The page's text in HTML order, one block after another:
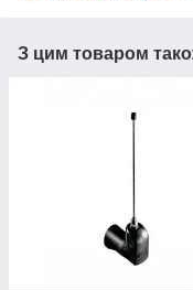
З цим товаром